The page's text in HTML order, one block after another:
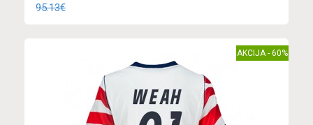
95.13€
AKCIJA - 60%